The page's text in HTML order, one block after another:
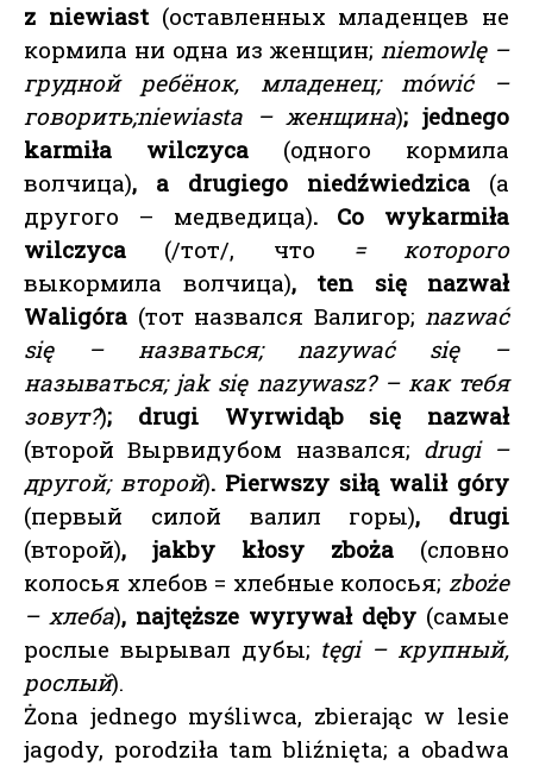
z niewiast (оставленных младенцев не
кормила ни одна из женщин; niemowlę –
грудной ребёнок, младенец; mówić –
говорить;niewiasta – женщина); jednego
karmiła wilczyca (одного кормила
волчица), a drugiego niedźwiedzica (а
другого – медведица). Co wykarmiła
wilczyca (/тот/, что = которого
выкормила волчица), ten się nazwał
Waligóra (тот назвался Валигор; nazwać
się – назваться; nazywać się –
называться; jak się nazywasz? – как тебя
зовут?); drugi Wyrwidąb się nazwał
(второй Вырвидубом назвался; drugi –
другой; второй). Pierwszy siłą walił góry
(первый силой валил горы), drugi
(второй), jakby kłosy zboża (словно
колосья хлебов = хлебные колосья; zboże
– хлеба), najtęższe wyrywał dęby (самые
рослые вырывал дубы; tęgi – крупный,
рослый).
Żona jednego myśliwca, zbierając w lesie
jagody, porodziła tam bliźnięta; a obadwa